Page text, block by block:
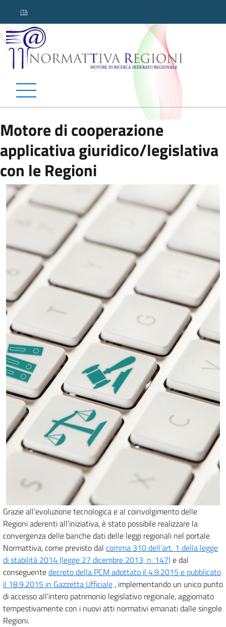
ITA
Normattiva Regioni -
Motore di cooperazione
applicativa giuridico/legislativa
con le Regioni
Grazie all’evoluzione tecnologica e al coinvolgimento delle
Regioni aderenti all’iniziativa, è stato possibile realizzare la
convergenza delle banche dati delle leggi regionali nel portale
Normattiva, come previsto dal comma 310 dell’art. 1 della legge
di stabilità 2014 (legge 27 dicembre 2013, n. 147)e dal
conseguentedecreto della PCM adottato il 4.9.2015 e pubblicato
il 18.9.2015 in Gazzetta Ufficiale , implementando un unico punto
di accesso all’intero patrimonio legislativo regionale, aggiornato
tempestivamente con i nuovi atti normativi emanati dalle singole
Regioni.